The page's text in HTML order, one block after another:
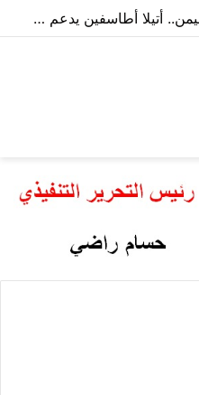
البوصلة التركية تتجه نحو اليمن.. أتيلا أطاسفين يدعم مسارات الشراكة الاقتصادية والاستثمارية